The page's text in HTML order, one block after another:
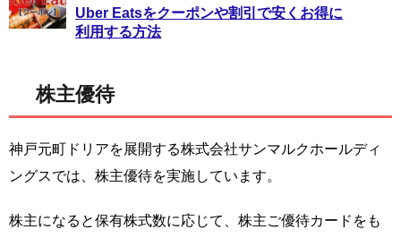
Uber Eatsをクーポンや割引で安くお得に
利用する方法
株主優待
神戸元町ドリアを展開する株式会社サンマルクホールディ
ングスでは、株主優待を実施しています。
株主になると保有株式数に応じて、株主ご優待カードをも